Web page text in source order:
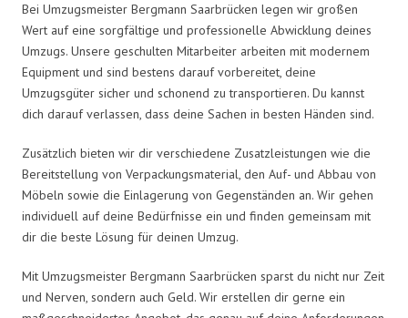
Bei Umzugsmeister Bergmann Saarbrücken legen wir großen
Wert auf eine sorgfältige und professionelle Abwicklung deines
Umzugs. Unsere geschulten Mitarbeiter arbeiten mit modernem
Equipment und sind bestens darauf vorbereitet, deine
Umzugsgüter sicher und schonend zu transportieren. Du kannst
dich darauf verlassen, dass deine Sachen in besten Händen sind.
Zusätzlich bieten wir dir verschiedene Zusatzleistungen wie die
Bereitstellung von Verpackungsmaterial, den Auf- und Abbau von
Möbeln sowie die Einlagerung von Gegenständen an. Wir gehen
individuell auf deine Bedürfnisse ein und finden gemeinsam mit
dir die beste Lösung für deinen Umzug.
Mit Umzugsmeister Bergmann Saarbrücken sparst du nicht nur Zeit
und Nerven, sondern auch Geld. Wir erstellen dir gerne ein